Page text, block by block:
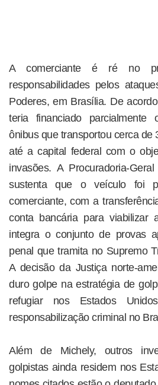
A comerciante é ré no
responsabilidades pelos
Poderes, em Brasília. De
teria financiado
ônibus que transportou cerca de
até a capital federal com o
invasões. A Procuradoria-
sustenta que o veículo foi
comerciante, com a
conta bancária para viabilizar
integra o conjunto de provas
penal que tramita no Supremo
A decisão da Justiça norte-
duro golpe na estratégia de
refugiar nos Estados
responsabilização criminal no
Além de Michely, outros
golpistas ainda residem nos